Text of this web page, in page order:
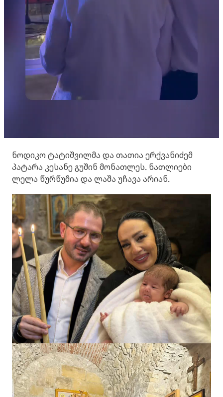
ნოდიკო ტატიშვილმა და თათია ერქვანიძემ
პატარა კესანე გუშინ მონათლეს. ნათლიები
ლელა წურწუმია და ლაშა უჩავა არიან.